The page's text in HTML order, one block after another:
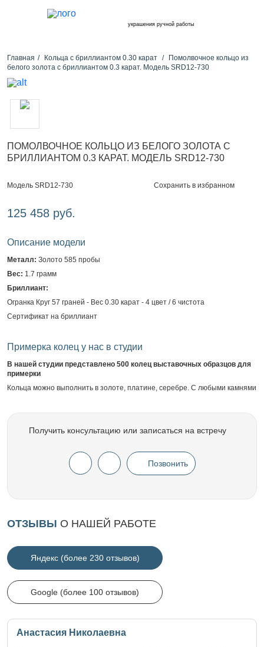
украшения ручной работы
Главная Кольца с бриллиантом 0.30 карат
Помолвочное кольцо из
белого золота с бриллиантом 0.3 карат. Модель SRD12-730
ПОМОЛВОЧНОЕ КОЛЬЦО ИЗ БЕЛОГО ЗОЛОТА С
БРИЛЛИАНТОМ 0.3 КАРАТ. МОДЕЛЬ SRD12-730
Модель SRD12-730 Сохранить в избранном
125 458 руб.
Описание модели
Металл: Золото 585 пробы
Вес: 1.7 грамм
Бриллиант:
Огранка Круг 57 граней - Вес 0.30 карат - 4 цвет / 6 чистота
Сертификат на бриллиант
Примерка колец у нас в студии
В нашей студии представлено 500 колец выставочных образцов для
примерки
Кольца можно выполнить в золоте, платине, серебре. С любыми камнями
Получить консультацию или записаться на встречу
Позвонить
ОТЗЫВЫ О НАШЕЙ РАБОТЕ
Яндекс (более 230 отзывов)
Google (более 100 отзывов)
Анастасия Николаевна